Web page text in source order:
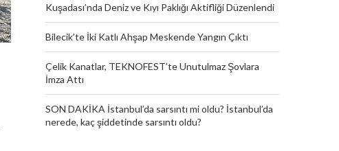
Kuşadası’nda Deniz ve Kıyı Paklığı Aktifliği Düzenlendi
Bilecik’te İki Katlı Ahşap Meskende Yangın Çıktı
Çelik Kanatlar, TEKNOFEST’te Unutulmaz Şovlara
İmza Attı
SON DAKİKA İstanbul’da sarsıntı mi oldu? İstanbul’da
nerede, kaç şiddetinde sarsıntı oldu?